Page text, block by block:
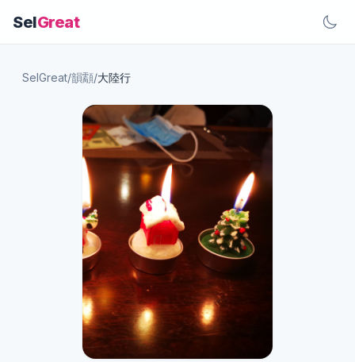
SelGreat
SelGreat/韻顬/大陸行